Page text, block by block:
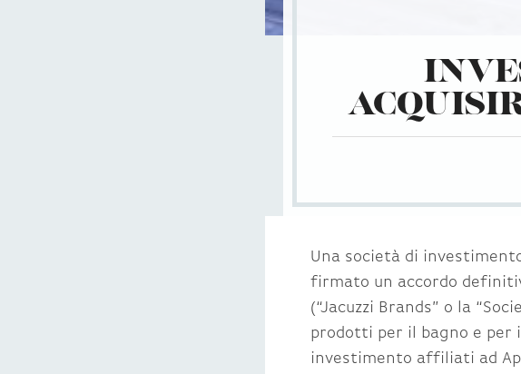
Una società di
firmato un accordo
(“Jacuzzi Brands” o la
prodotti per il bagno e per
investimento affiliati ad